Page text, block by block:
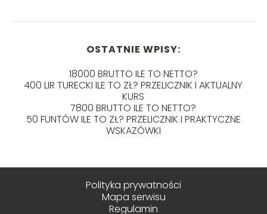
OSTATNIE WPISY:
18000 BRUTTO ILE TO NETTO?
400 LIR TURECKI ILE TO ZŁ? PRZELICZNIK I AKTUALNY
KURS
7800 BRUTTO ILE TO NETTO?
50 FUNTÓW ILE TO ZŁ? PRZELICZNIK I PRAKTYCZNE
WSKAZÓWKI
Polityka prywatności
Mapa serwisu
Regulamin